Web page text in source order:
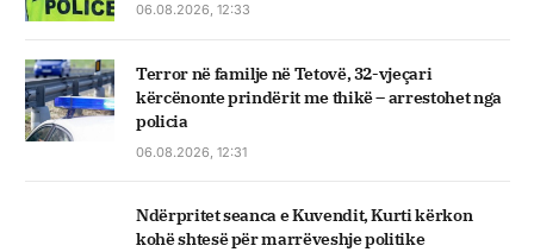
06.08.2026, 12:33
Terror në familje në Tetovë, 32-vjeçari
kërcënonte prindërit me thikë – arrestohet nga
policia
06.08.2026, 12:31
Ndërpritet seanca e Kuvendit, Kurti kërkon
kohë shtesë për marrëveshje politike